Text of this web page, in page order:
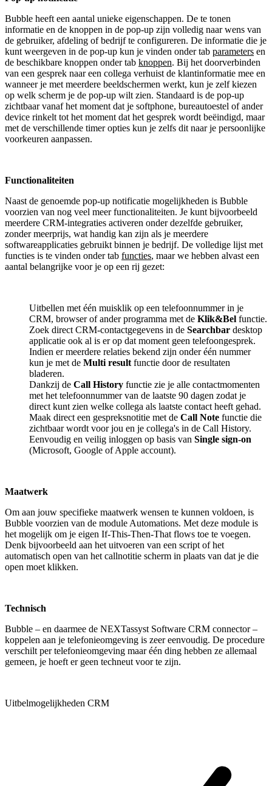
Bubble heeft een aantal unieke eigenschappen. De te tonen
informatie en de knoppen in de pop-up zijn volledig naar wens van
de gebruiker, afdeling of bedrijf te configureren. De informatie die je
kunt weergeven in de pop-up kun je vinden onder tab parameters en
de beschikbare knoppen onder tab knoppen. Bij het doorverbinden
van een gesprek naar een collega verhuist de klantinformatie mee en
wanneer je met meerdere beeldschermen werkt, kun je zelf kiezen
op welk scherm je de pop-up wilt zien. Standaard is de pop-up
zichtbaar vanaf het moment dat je softphone, bureautoestel of ander
device rinkelt tot het moment dat het gesprek wordt beëindigd, maar
met de verschillende timer opties kun je zelfs dit naar je persoonlijke
voorkeuren aanpassen.
Functionaliteiten
Naast de genoemde pop-up notificatie mogelijkheden is Bubble
voorzien van nog veel meer functionaliteiten. Je kunt bijvoorbeeld
meerdere CRM-integraties activeren onder dezelfde gebruiker,
zonder meerprijs, wat handig kan zijn als je meerdere
softwareapplicaties gebruikt binnen je bedrijf. De volledige lijst met
functies is te vinden onder tab functies, maar we hebben alvast een
aantal belangrijke voor je op een rij gezet:
Uitbellen met één muisklik op een telefoonnummer in je
CRM, browser of ander programma met de Klik&Bel functie.
Zoek direct CRM-contactgegevens in de Searchbar desktop
applicatie ook al is er op dat moment geen telefoongesprek.
Indien er meerdere relaties bekend zijn onder één nummer
kun je met de Multi result functie door de resultaten
bladeren.
Dankzij de Call History functie zie je alle contactmomenten
met het telefoonnummer van de laatste 90 dagen zodat je
direct kunt zien welke collega als laatste contact heeft gehad.
Maak direct een gespreksnotitie met de Call Note functie die
zichtbaar wordt voor jou en je collega's in de Call History.
Eenvoudig en veilig inloggen op basis van Single sign-on
(Microsoft, Google of Apple account).
Maatwerk
Om aan jouw specifieke maatwerk wensen te kunnen voldoen, is
Bubble voorzien van de module Automations. Met deze module is
het mogelijk om je eigen If-This-Then-That flows toe te voegen.
Denk bijvoorbeeld aan het uitvoeren van een script of het
automatisch open van het callnotitie scherm in plaats van dat je die
open moet klikken.
Technisch
Bubble – en daarmee de NEXTassyst Software CRM connector –
koppelen aan je telefonieomgeving is zeer eenvoudig. De procedure
verschilt per telefonieomgeving maar één ding hebben ze allemaal
gemeen, je hoeft er geen techneut voor te zijn.
Uitbelmogelijkheden CRM